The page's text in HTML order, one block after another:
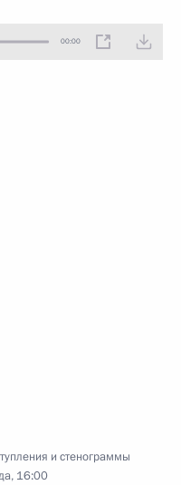
00:00
и стенограммы
16:00